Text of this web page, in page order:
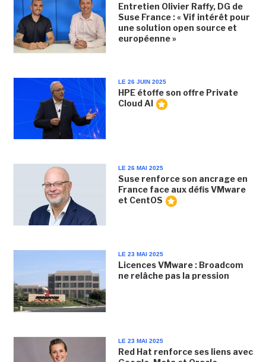
Entretien Olivier Raffy, DG de
Suse France : « Vif intérêt pour
une solution open source et
européenne »
LE 26 JUIN 2025
HPE étoffe son offre Private
Cloud AI
LE 26 MAI 2025
Suse renforce son ancrage en
France face aux défis VMware
et CentOS
LE 23 MAI 2025
Licences VMware : Broadcom
ne relâche pas la pression
LE 23 MAI 2025
Red Hat renforce ses liens avec